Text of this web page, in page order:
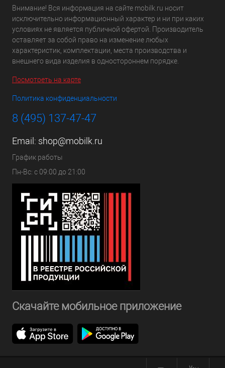
Внимание! Вся информация на сайте mobilk.ru носит
исключительно информационный характер и ни при каких
условиях не является публичной офертой. Производитель
оставляет за собой право на изменение любых
характеристик, комплектации, места производства и
внешнего вида изделия в одностороннем порядке.
Посмотреть на карте
Политика конфиденциальности
8 (495) 137-47-47
Email: shop@mobilk.ru
График работы
Пн-Вс: с 09:00 до 21:00
Скачайте мобильное приложение